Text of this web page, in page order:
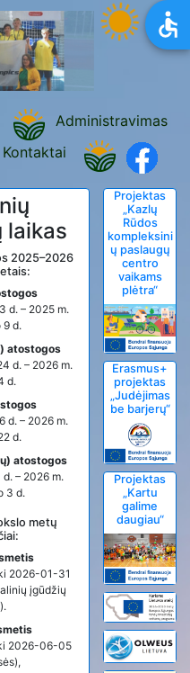
Administravimas
Kontaktai
laikas
2025–2026
d. – 2025 m.
d.
atostogos
d. – 2026 m.
d.
d. – 2026 m.
d.
atostogos
– 2026 m.
3 d.
metų
2026-01-31
įgūdžių
2026-06-05
Projektas
„Kazlų
Rūdos
kompleksini
ų paslaugų
centro
vaikams
plėtra“
Erasmus+
projektas
„Judėjimas
be barjerų“
Projektas
„Kartu
galime
daugiau“